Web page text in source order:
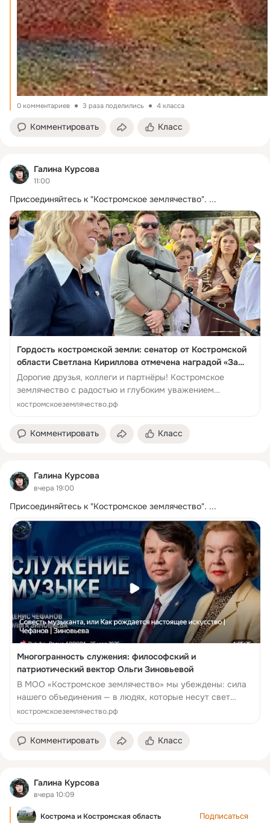
0 комментариев 3 раза поделились 4 класса
Комментировать Класс
Галина Курсова
11:00
Присоединяйтесь к "Костромское землячество". ...
Гордость костромской земли: сенатор от Костромской
области Светлана Кириллова отмечена наградой «За
поддержку военно-морского флота»
Дорогие друзья, коллеги и партнёры! Костромское
землячество с радостью и глубоким уважением
сообщает о знаковом событии,...
костромскоеземлячество.рф
Комментировать Класс
Галина Курсова
вчера 19:00
Присоединяйтесь к "Костромское землячество". ...
Многогранность служения: философский и
патриотический вектор Ольги Зиновьевой
В МОО «Костромское землячество» мы убеждены: сила
нашего объединения — в людях, которые несут свет
просвещения и сохраняют нравственные ориентиры.
костромскоеземлячество.рф
Комментировать Класс
Галина Курсова
вчера 10:09
Кострома и Костромская область Подписаться